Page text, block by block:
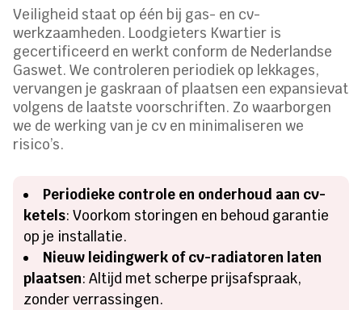
Veiligheid staat op één bij gas- en cv-
werkzaamheden. Loodgieters Kwartier is
gecertificeerd en werkt conform de Nederlandse
Gaswet. We controleren periodiek op lekkages,
vervangen je gaskraan of plaatsen een expansievat
volgens de laatste voorschriften. Zo waarborgen
we de werking van je cv en minimaliseren we
risico’s.
Periodieke controle en onderhoud aan cv-
ketels: Voorkom storingen en behoud garantie
op je installatie.
Nieuw leidingwerk of cv-radiatoren laten
plaatsen: Altijd met scherpe prijsafspraak,
zonder verrassingen.